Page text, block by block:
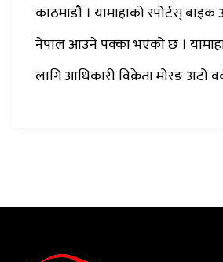
काठमाडौं । यामाहाको स्पोर्टस्
नेपाल आउने पक्का भएको छ ।
लागि आधिकारी विक्रेता मोरङ अटो